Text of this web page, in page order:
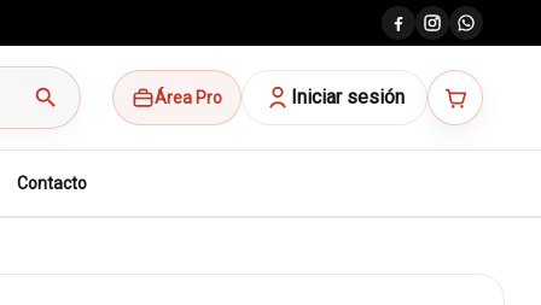
search Área Pro Iniciar sesión
Contacto